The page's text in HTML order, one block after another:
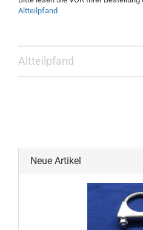
Altteilpfand
Altteilpfand
Neue Artikel